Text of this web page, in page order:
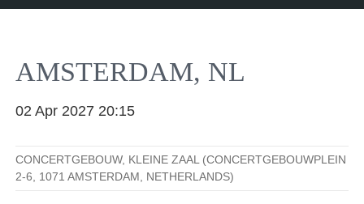
FacebookYouTubeInstagram
AMSTERDAM, NL
02 Apr 2027 20:15
CONCERTGEBOUW, KLEINE ZAAL (CONCERTGEBOUWPLEIN
2-6, 1071 AMSTERDAM, NETHERLANDS)